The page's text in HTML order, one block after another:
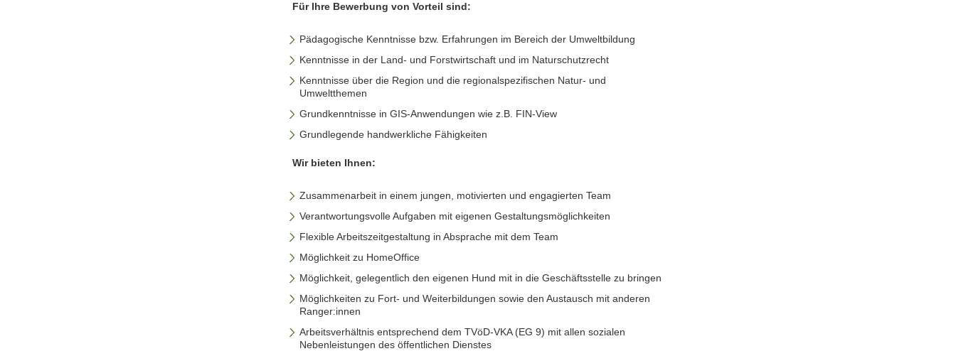
Für Ihre Bewerbung von Vorteil sind:
Pädagogische Kenntnisse bzw. Erfahrungen im Bereich der Umweltbildung
Kenntnisse in der Land- und Forstwirtschaft und im Naturschutzrecht
Kenntnisse über die Region und die regionalspezifischen Natur- und
Umweltthemen
Grundkenntnisse in GIS-Anwendungen wie z.B. FIN-View
Grundlegende handwerkliche Fähigkeiten
Wir bieten Ihnen:
Zusammenarbeit in einem jungen, motivierten und engagierten Team
Verantwortungsvolle Aufgaben mit eigenen Gestaltungsmöglichkeiten
Flexible Arbeitszeitgestaltung in Absprache mit dem Team
Möglichkeit zu HomeOffice
Möglichkeit, gelegentlich den eigenen Hund mit in die Geschäftsstelle zu bringen
Möglichkeiten zu Fort- und Weiterbildungen sowie den Austausch mit anderen
Ranger:innen
Arbeitsverhältnis entsprechend dem TVöD-VKA (EG 9) mit allen sozialen
Nebenleistungen des öffentlichen Dienstes